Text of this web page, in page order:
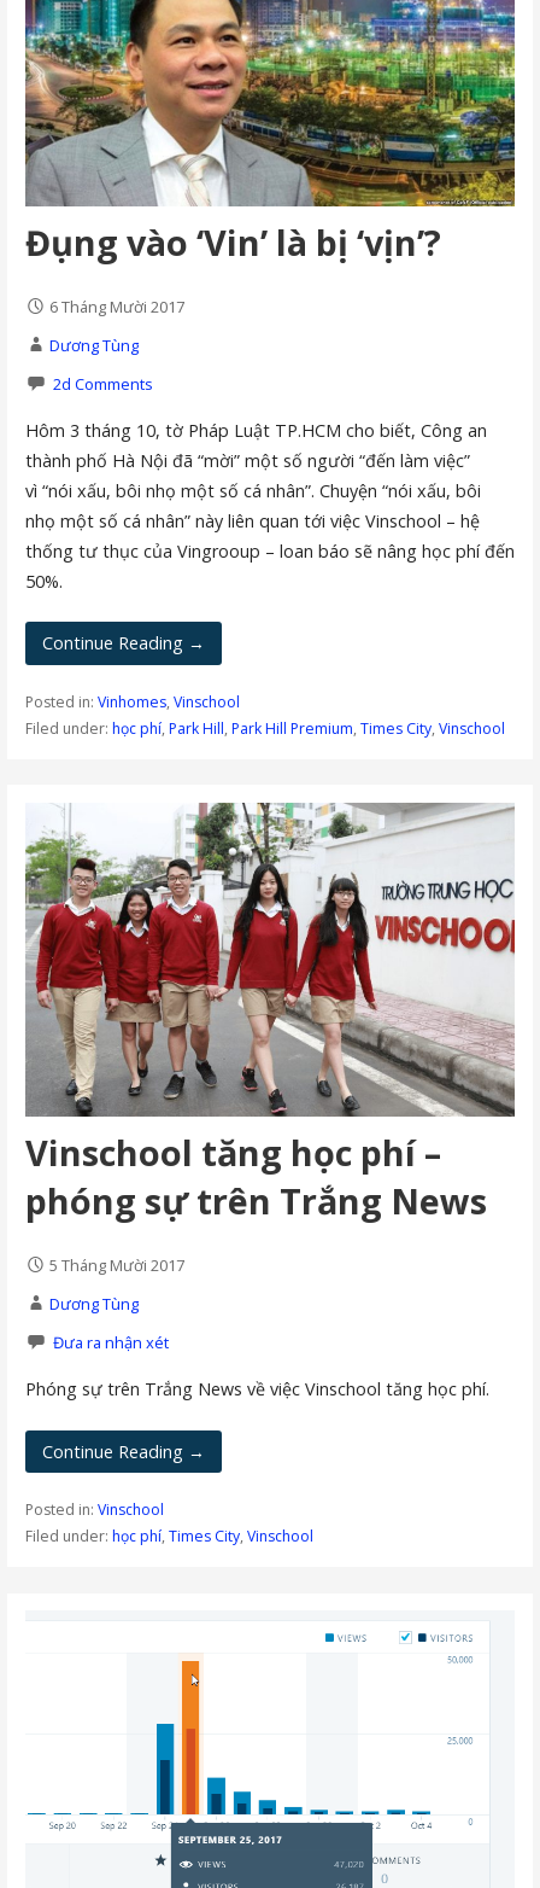
Đụng vào ‘Vin’ là bị ‘vịn’?
6 Tháng Mười 2017
Dương Tùng
2d Comments
Hôm 3 tháng 10, tờ Pháp Luật TP.HCM cho biết, Công an
thành phố Hà Nội đã “mời” một số người “đến làm việc”
vì “nói xấu, bôi nhọ một số cá nhân”. Chuyện “nói xấu, bôi
nhọ một số cá nhân” này liên quan tới việc Vinschool – hệ
thống tư thục của Vingrooup – loan báo sẽ nâng học phí đến
50%.
Continue Reading →
Posted in: Vinhomes, Vinschool
Filed under: học phí, Park Hill, Park Hill Premium, Times City, Vinschool
Vinschool tăng học phí –
phóng sự trên Trắng News
5 Tháng Mười 2017
Dương Tùng
Đưa ra nhận xét
Phóng sự trên Trắng News về việc Vinschool tăng học phí.
Continue Reading →
Posted in: Vinschool
Filed under: học phí, Times City, Vinschool